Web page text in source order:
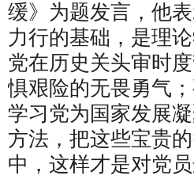
缓》为题发言，他
力行的基础，是理
党在历史关头审时
惧艰险的无畏勇气
学习党为国家发展
方法，把这些宝贵
中，这样才是对党